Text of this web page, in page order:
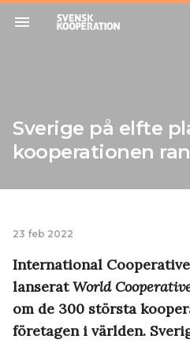
menu
Sverige på elfte
kooperationen
23 feb 2022
International
lanseratWorld
om de 300 största
företagen i världen.